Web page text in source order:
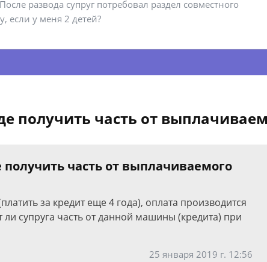
получить часть от
часть от выплачиваемого
за кредит еще 4 года), оплата производится
ли супруга часть от данной машины (кредита) при
25 января 2019 г. 12:56